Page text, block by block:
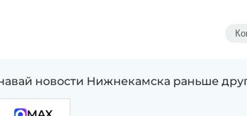
новости Нижнекамска раньше